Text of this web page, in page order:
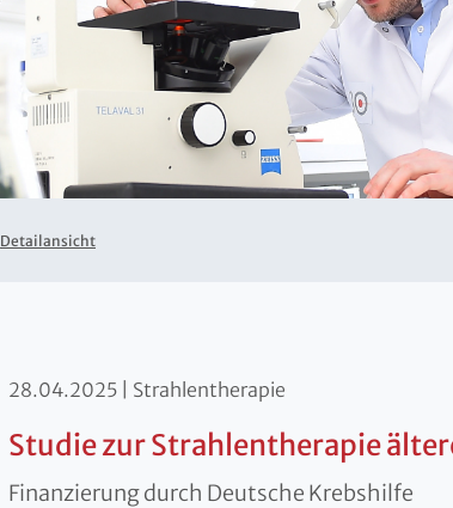
Detailansicht
28.04.2025 Strahlentherapie
Studie zur Strahlentherapie
Finanzierung durch Deutsche Krebshilfe